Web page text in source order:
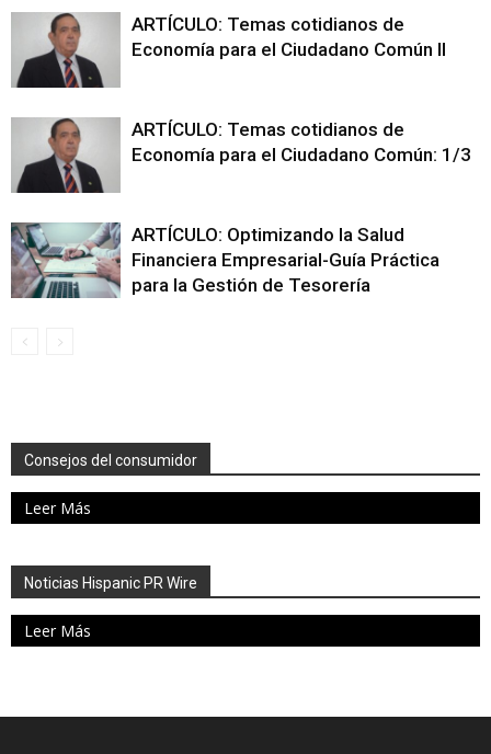
ARTÍCULO: Temas cotidianos de
Economía para el Ciudadano Común II
ARTÍCULO: Temas cotidianos de
Economía para el Ciudadano Común: 1/3
ARTÍCULO: Optimizando la Salud
Financiera Empresarial-Guía Práctica
para la Gestión de Tesorería
Consejos del consumidor
Leer Más
Noticias Hispanic PR Wire
Leer Más